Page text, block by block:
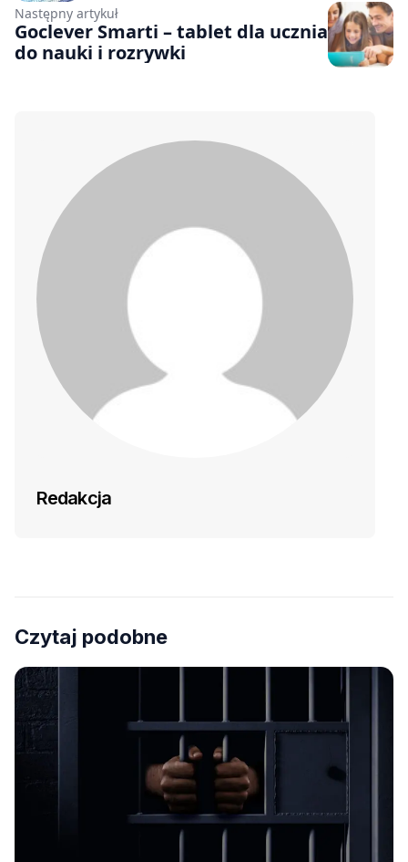
Następny artykuł
Goclever Smarti – tablet dla ucznia
do nauki i rozrywki
Redakcja
Czytaj podobne